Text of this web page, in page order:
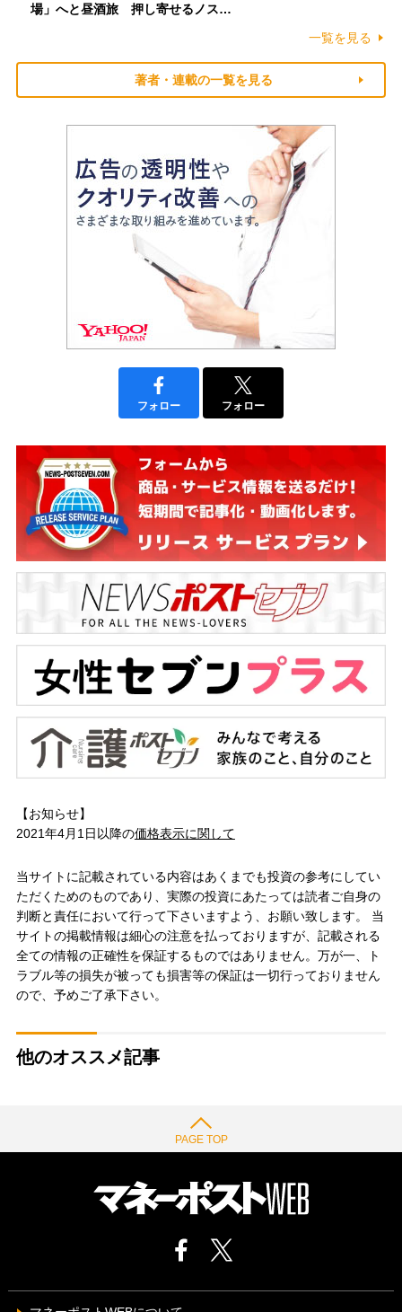
場」へと昼酒旅 押し寄せるノス…
一覧を見る
著者・連載の一覧を見る
フォロー フォロー
【お知らせ】
2021年4月1日以降の価格表示に関して
当サイトに記載されている内容はあくまでも投資の参考にしてい
ただくためのものであり、実際の投資にあたっては読者ご自身の
判断と責任において行って下さいますよう、お願い致します。 当
サイトの掲載情報は細心の注意を払っておりますが、記載される
全ての情報の正確性を保証するものではありません。万が一、ト
ラブル等の損失が被っても損害等の保証は一切行っておりません
ので、予めご了承下さい。
他のオススメ記事
PAGE TOP